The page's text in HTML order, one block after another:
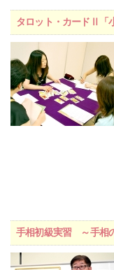
タロット・カードⅡ「
手相初級実習 ～手相